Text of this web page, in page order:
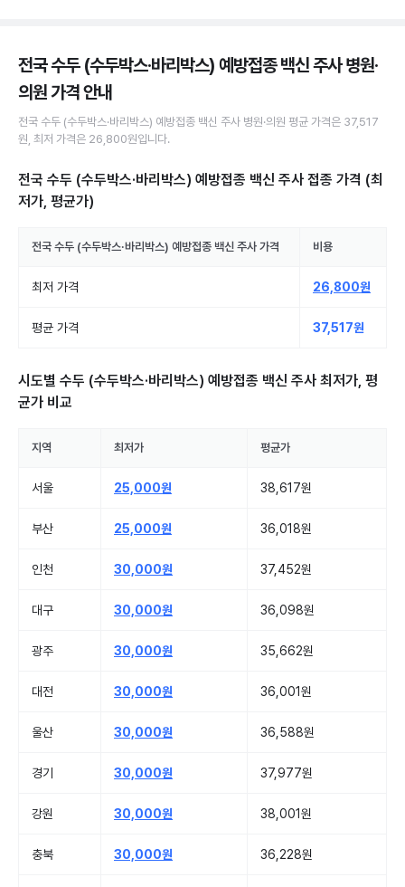
전국 수두 (수두박스·바리박스) 예방접종 백신 주사 병원·
의원가격 안내
전국 수두 (수두박스·바리박스) 예방접종 백신 주사 병원·의원 평균 가격은 37,517
원 , 최저 가격은 26,800원입니다.
전국 수두 (수두박스·바리박스) 예방접종 백신 주사 접종 가격 (최
저가, 평균가)
전국 수두 (수두박스·바리박스) 예방접종 백신 주사 가격 비용
최저 가격 26,800원
평균 가격 37,517원
시도별 수두 (수두박스·바리박스) 예방접종 백신 주사 최저가, 평
균가 비교
지역 최저가 평균가
서울 25,000원 38,617원
부산 25,000원 36,018원
인천 30,000원 37,452원
대구 30,000원 36,098원
광주 30,000원 35,662원
대전 30,000원 36,001원
울산 30,000원 36,588원
경기 30,000원 37,977원
강원 30,000원 38,001원
충북 30,000원 36,228원